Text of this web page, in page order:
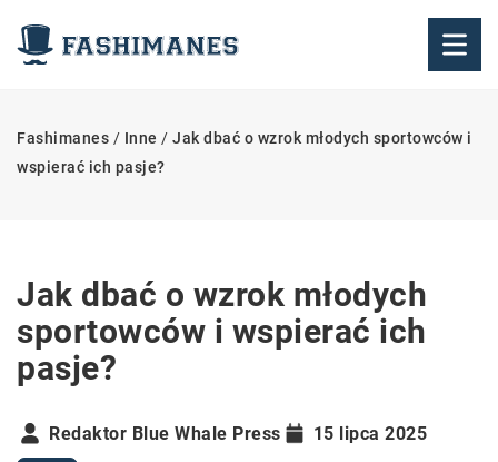
Fashimanes / Inne / Jak dbać o wzrok młodych sportowców i
wspierać ich pasje?
Jak dbać o wzrok młodych
sportowców i wspierać ich
pasje?
Redaktor Blue Whale Press 15 lipca 2025